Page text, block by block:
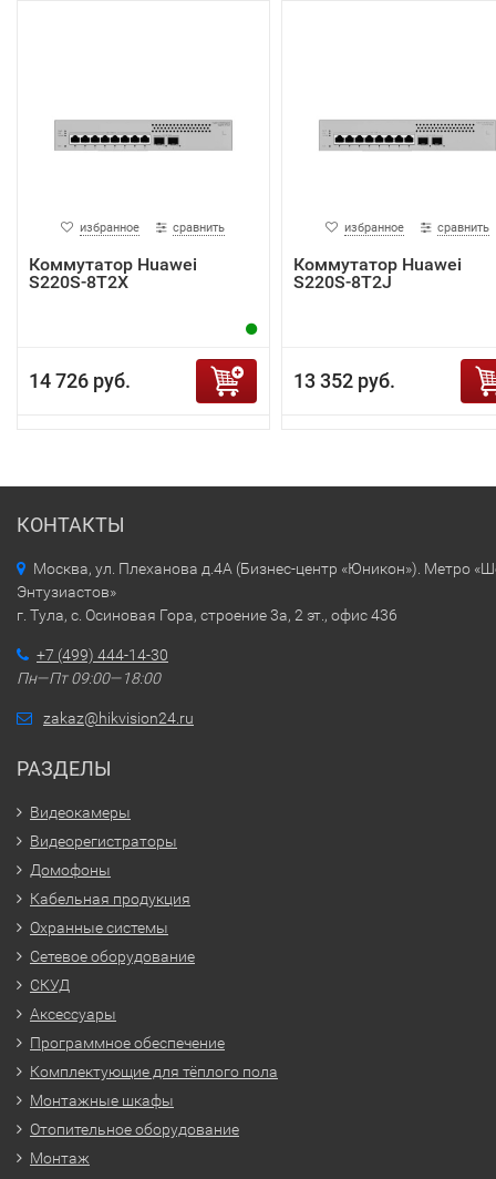
избранное сравнить
Коммутатор Huawei
S220S-8T2X
14 726 руб.
избранное сравнить
Коммутатор Huawei
S220S-8T2J
13 352 руб.
КОНТАКТЫ
Москва, ул. Плеханова д.4А (Бизнес-центр «Юникон»). Метро
Энтузиастов»
г. Тула, с. Осиновая Гора, строение 3а, 2 эт., офис 436
+7 (499) 444-14-30
Пн—Пт 09:00—18:00
zakaz@hikvision24.ru
РАЗДЕЛЫ
Видеокамеры
Видеорегистраторы
Домофоны
Кабельная продукция
Охранные системы
Сетевое оборудование
СКУД
Аксессуары
Программное обеспечение
Комплектующие для тёплого пола
Монтажные шкафы
Отопительное оборудование
Монтаж